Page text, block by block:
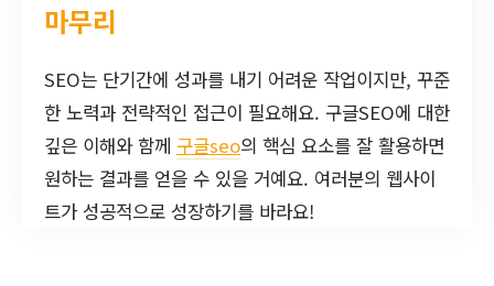
마무리
SEO는 단기간에 성과를 내기 어려운 작업이지만, 꾸준
한 노력과 전략적인 접근이 필요해요. 구글SEO에 대한
깊은 이해와 함께 구글seo의 핵심 요소를 잘 활용하면
원하는 결과를 얻을 수 있을 거예요. 여러분의 웹사이
트가 성공적으로 성장하기를 바라요!